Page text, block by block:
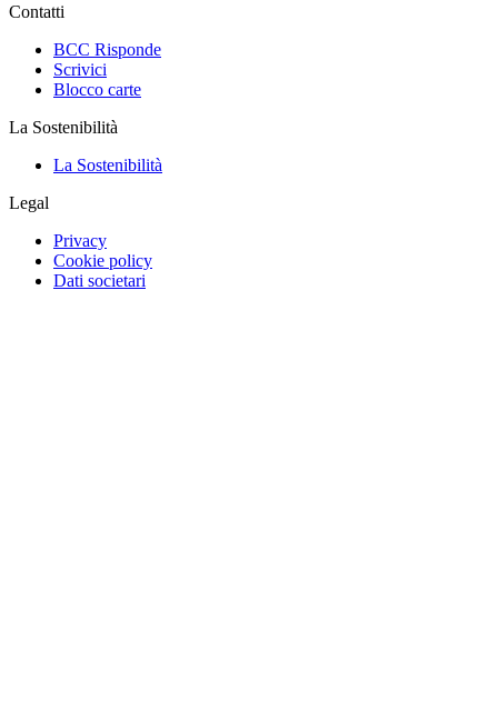
Contatti
BCC Risponde
Scrivici
Blocco carte
La Sostenibilità
La Sostenibilità
Legal
Privacy
Cookie policy
Dati societari